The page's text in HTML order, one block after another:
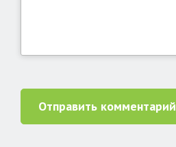
Отправить комментарий